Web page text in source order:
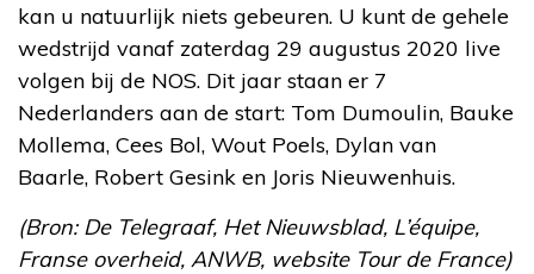
kan u natuurlijk niets gebeuren. U kunt de gehele
wedstrijd vanaf zaterdag 29 augustus 2020 live
volgen bij de NOS. Dit jaar staan er 7
Nederlanders aan de start: Tom Dumoulin, Bauke
Mollema, Cees Bol, Wout Poels, Dylan van
Baarle, Robert Gesink en Joris Nieuwenhuis.
(Bron: De Telegraaf, Het Nieuwsblad, L’équipe,
Franse overheid, ANWB, website Tour de France)